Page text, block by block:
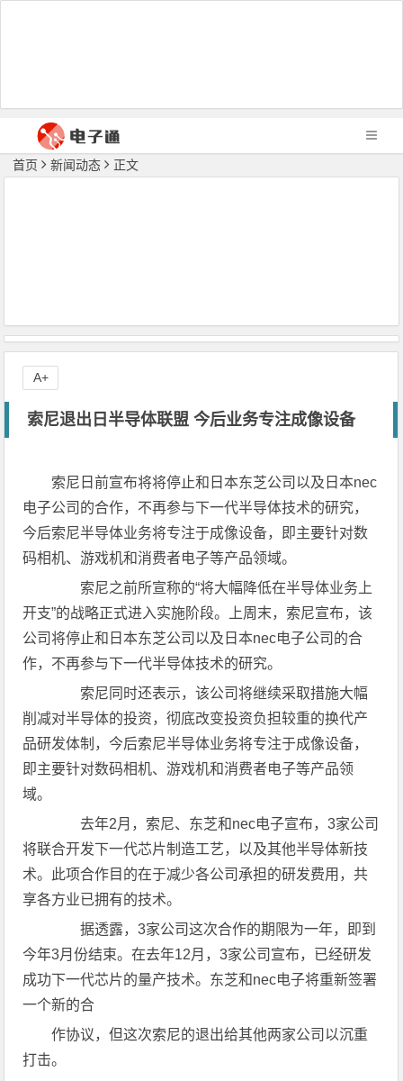
首页 新闻动态 正文
索尼退出日半导体联盟 今后业务专注成像设备
索尼日前宣布将将停止和日本东芝公司以及日本nec
电子公司的合作，不再参与下一代半导体技术的研究，
今后索尼半导体业务将专注于成像设备，即主要针对数
码相机、游戏机和消费者电子等产品领域。
索尼之前所宣称的“将大幅降低在半导体业务上
开支”的战略正式进入实施阶段。上周末，索尼宣布，该
公司将停止和日本东芝公司以及日本nec电子公司的合
作，不再参与下一代半导体技术的研究。
索尼同时还表示，该公司将继续采取措施大幅
削减对半导体的投资，彻底改变投资负担较重的换代产
品研发体制，今后索尼半导体业务将专注于成像设备，
即主要针对数码相机、游戏机和消费者电子等产品领
域。
去年2月，索尼、东芝和nec电子宣布，3家公司
将联合开发下一代芯片制造工艺，以及其他半导体新技
术。此项合作目的在于减少各公司承担的研发费用，共
享各方业已拥有的技术。
据透露，3家公司这次合作的期限为一年，即到
今年3月份结束。在去年12月，3家公司宣布，已经研发
成功下一代芯片的量产技术。东芝和nec电子将重新签署
一个新的合
作协议，但这次索尼的退出给其他两家公司以沉重
打击。
A+